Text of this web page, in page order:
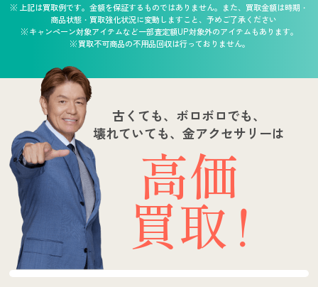
上記は買取例です。金額を保証するものではありません。また、買取金額は時期・
商品状態・買取強化状況に変動しますこと、予めご了承ください
キャンペーン対象アイテムなど一部査定額UP対象外のアイテムもあります。
買取不可商品の不用品回収は行っておりません。
古くても、ボロボロでも、
壊れていても、金アクセサリーは
高価
買取
！